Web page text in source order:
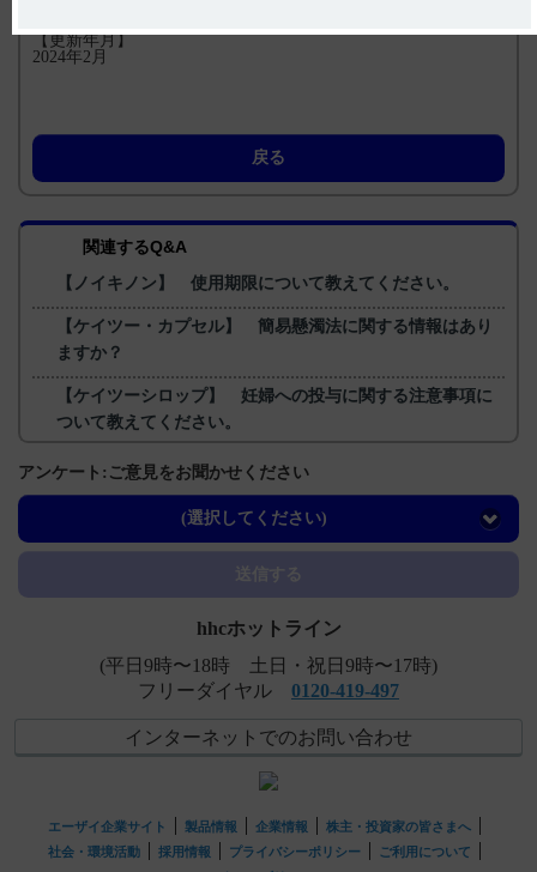
【更新年月】
2024年2月
戻る
関連するQ&A
【ノイキノン】 使用期限について教えてください。
【ケイツー・カプセル】 簡易懸濁法に関する情報はあり
ますか？
【ケイツーシロップ】 妊婦への投与に関する注意事項に
ついて教えてください。
【ケイツーシロップ】 小児への投与に関する注意事項に
ついて教えてください。
【ケイツーシロップ】 半減期・Cmaxなど、血中濃度の推
アンケート:ご意見をお聞かせください
(選択してください)
hhcホットライン
(平日9時〜18時 土日・祝日9時〜17時)
フリーダイヤル 0120-419-497
インターネットでのお問い合わせ
エーザイ企業サイト 製品情報 企業情報
株主・投資家の皆さまへ
社会・環境活動
採用情報 プライバシーポリシー
ご利用について